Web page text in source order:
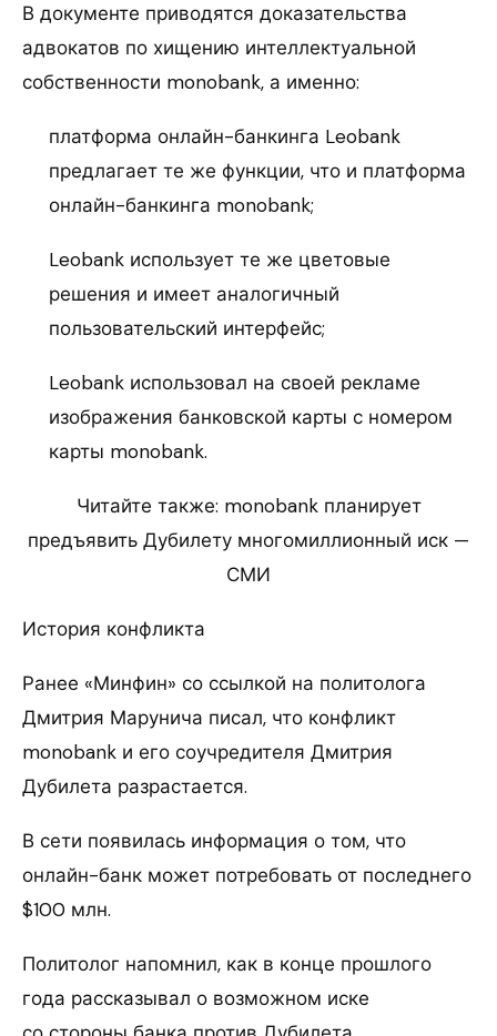
В документе приводятся доказательства
адвокатов по хищению интеллектуальной
собственности monobank, а именно:
платформа онлайн-банкинга Leobank
предлагает те же функции, что и платформа
онлайн-банкинга monobank;
Leobank использует те же цветовые
решения и имеет аналогичный
пользовательский интерфейс;
Leobank использовал на своей рекламе
изображения банковской карты с номером
карты monobank.
Читайте также: monobank планирует
предъявить Дубилету многомиллионный иск —
СМИ
История конфликта
Ранее «Минфин» со ссылкой на политолога
Дмитрия Марунича писал, что конфликт
monobank и его соучредителя Дмитрия
Дубилета разрастается.
В сети появилась информация о том, что
онлайн-банк может потребовать от последнего
$100 млн.
Политолог напомнил, как в конце прошлого
года рассказывал о возможном иске